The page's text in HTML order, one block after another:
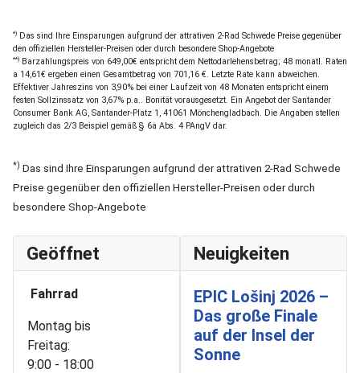
*) Das sind Ihre Einsparungen aufgrund der attrativen 2-Rad Schwede Preise gegenüber
den offiziellen Hersteller-Preisen oder durch besondere Shop-Angebote
**) Barzahlungspreis von 649,00€ entspricht dem Nettodarlehensbetrag; 48 monatl. Raten
a 14,61€ ergeben einen Gesamtbetrag von 701,16 €. Letzte Rate kann abweichen.
Effektiver Jahreszins von 3,90% bei einer Laufzeit von 48 Monaten entspricht einem
festen Sollzinssatz von 3,67% p.a.. Bonität vorausgesetzt. Ein Angebot der Santander
Consumer Bank AG, Santander-Platz 1, 41061 Mönchengladbach. Die Angaben stellen
zugleich das 2/3 Beispiel gemäß § 6a Abs. 4 PAngV dar.
*) Das sind Ihre Einsparungen aufgrund der attrativen 2-Rad Schwede
Preise gegenüber den offiziellen Hersteller-Preisen oder durch
besondere Shop-Angebote
Geöffnet
Fahrrad
Montag bis
Freitag:
9:00 - 18:00
Neuigkeiten
EPIC Lošinj 2026 –
Das große Finale
auf der Insel der
Sonne